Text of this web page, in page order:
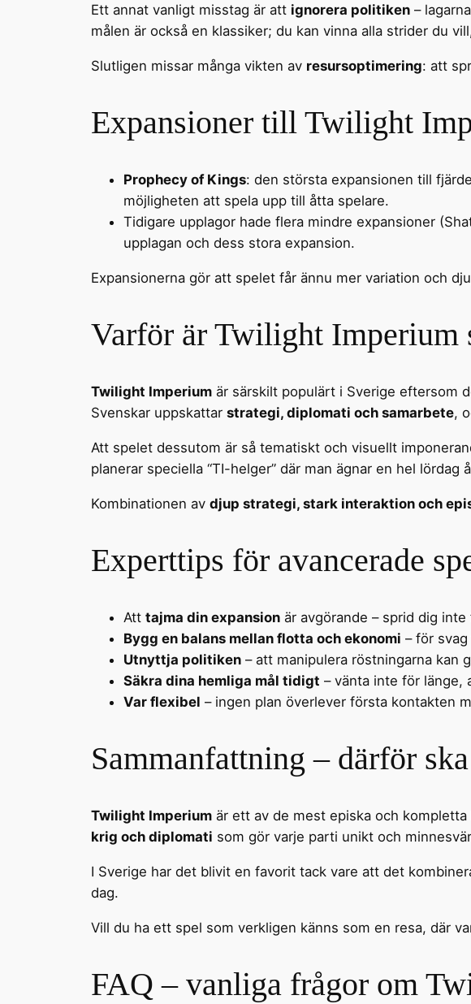
Ett annat vanligt misstag är att ignorera politiken –
målen är också en klassiker; du kan vinna alla strider du
Slutligen missar många vikten av resursoptimering: att
Expansioner till Twilight
Prophecy of Kings: den största expansionen till
möjligheten att spela upp till åtta spelare.
Tidigare upplagor hade flera mindre expansioner
upplagan och dess stora expansion.
Expansionerna gör att spelet får ännu mer variation och
Varför är Twilight Imperium
Twilight Imperium är särskilt populärt i Sverige eftersom
Svenskar uppskattar strategi, diplomati och samarbete,
Att spelet dessutom är så tematiskt och visuellt
planerar speciella “TI-helger” där man ägnar en hel lördag
Kombinationen av djup strategi, stark interaktion och
Experttips för avancerade
Att tajma din expansion är avgörande – sprid dig
Bygg en balans mellan flotta och ekonomi – för
Utnyttja politiken – att manipulera röstningarna kan
Säkra dina hemliga mål tidigt – vänta inte för länge,
Var flexibel – ingen plan överlever första kontakten
Sammanfattning – därför
Twilight Imperium är ett av de mest episka och kompletta
krig och diplomati som gör varje parti unikt och
I Sverige har det blivit en favorit tack vare att det
dag.
Vill du ha ett spel som verkligen känns som en resa, där
FAQ – vanliga frågor om